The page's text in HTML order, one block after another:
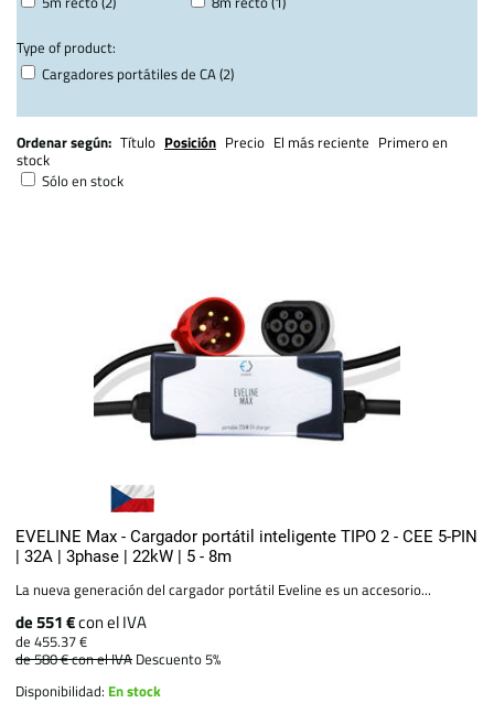
Type of product:
Cargadores portátiles de CA (2)
Ordenar según: Título Posición Precio El más reciente Primero en
stock
Sólo en stock
EVELINE Max - Cargador portátil inteligente TIPO 2 - CEE 5-PIN
| 32A | 3phase | 22kW | 5 - 8m
La nueva generación del cargador portátil Eveline es un accesorio...
de 551 €con el IVA
de 455.37 €
de 580 €con el IVA Descuento 5%
Disponibilidad: En stock